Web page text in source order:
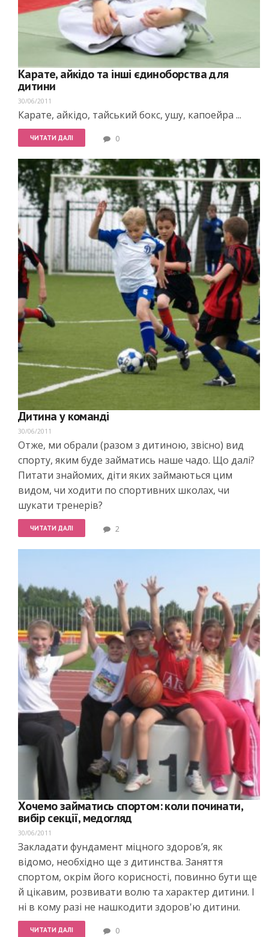
Карате, айкідо та інші єдиноборства для
дитини
30/06/2011
Карате, айкідо, тайський бокс, ушу, капоейра ...
ЧИТАТИ ДАЛІ 0
Дитина у команді
30/06/2011
Отже, ми обрали (разом з дитиною, звісно) вид
спорту, яким буде займатись наше чадо. Що далі?
Питати знайомих, діти яких займаються цим
видом, чи ходити по спортивних школах, чи
шукати тренерів?
ЧИТАТИ ДАЛІ 2
Хочемо займатись спортом: коли починати,
вибір секції, медогляд
30/06/2011
Закладати фундамент міцного здоров’я, як
відомо, необхідно ще з дитинства. Заняття
спортом, окрім його корисності, повинно бути ще
й цікавим, розвивати волю та характер дитини. І
ні в кому разі не нашкодити здоров'ю дитини.
ЧИТАТИ ДАЛІ 0